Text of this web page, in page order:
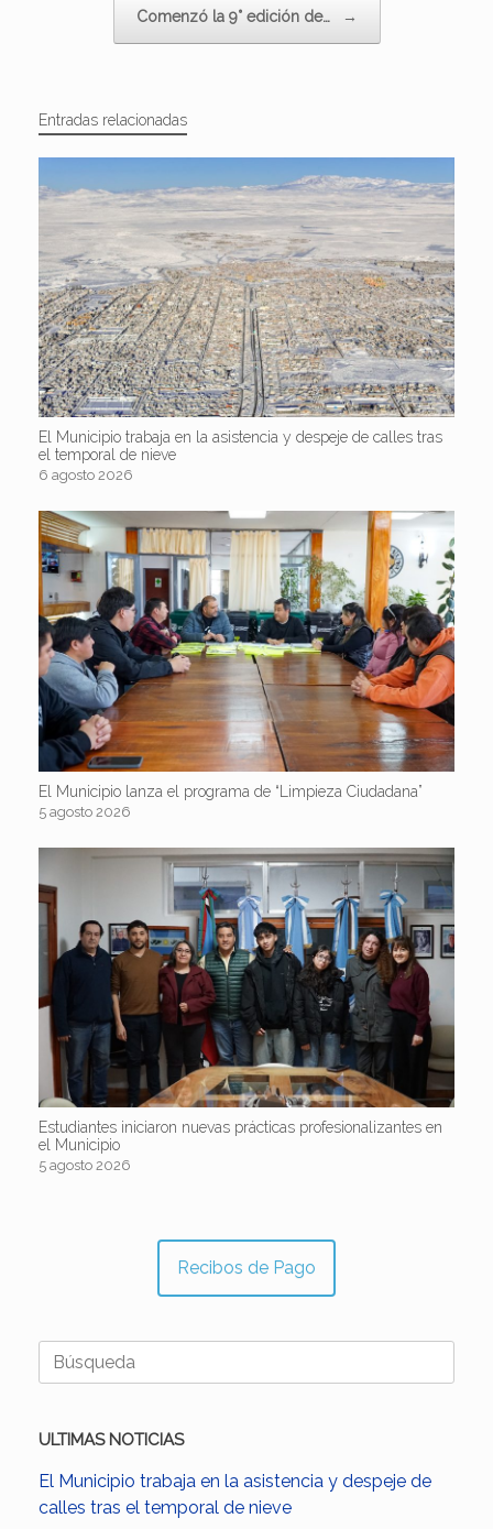
Comenzó la 9° edición de… →
Entradas relacionadas
El Municipio trabaja en la asistencia y despeje de calles tras
el temporal de nieve
6 agosto 2026
El Municipio lanza el programa de “Limpieza Ciudadana”
5 agosto 2026
Estudiantes iniciaron nuevas prácticas profesionalizantes en
el Municipio
5 agosto 2026
Recibos de Pago
Buscar:
ULTIMAS NOTICIAS
El Municipio trabaja en la asistencia y despeje de
calles tras el temporal de nieve